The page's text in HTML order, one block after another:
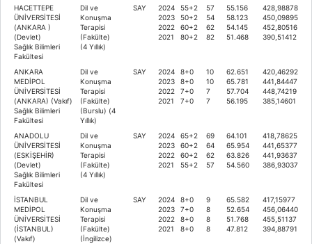
HACETTEPE
ÜNİVERSİTESİ
(ANKARA )
(Devlet)
Sağlık Bilimleri
Fakültesi
Dil ve
Konuşma
Terapisi
(Fakülte)
(4 Yıllık)
SAY
2024
2023
2022
2021
55+2
50+2
60+2
80+2
57
54
62
82
55.156
58.123
54.145
51.468
428,98878
450,09895
452,80516
390,51412
ANKARA
MEDİPOL
ÜNİVERSİTESİ
(ANKARA) (Vakıf)
Sağlık Bilimleri
Fakültesi
Dil ve
Konuşma
Terapisi
(Fakülte)
(Burslu) (4
Yıllık)
SAY
2024
2023
2022
2021
8+0
8+0
7+0
7+0
10
10
7
7
62.651
65.781
57.704
56.195
420,46292
441,84447
448,74219
385,14601
ANADOLU
ÜNİVERSİTESİ
(ESKİŞEHİR)
(Devlet)
Sağlık Bilimleri
Fakültesi
Dil ve
Konuşma
Terapisi
(Fakülte)
(4 Yıllık)
SAY
2024
2023
2022
2021
65+2
60+2
60+2
55+2
69
64
62
57
64.101
65.954
63.826
54.560
418,78625
441,65377
441,93637
386,93037
İSTANBUL
MEDİPOL
ÜNİVERSİTESİ
(İSTANBUL)
(Vakıf)
Dil ve
Konuşma
Terapisi
(Fakülte)
(İngilizce)
SAY
2024
2023
2022
2021
8+0
7+0
8+0
8+0
9
8
8
8
65.582
52.654
51.768
47.812
417,15977
456,06440
455,51137
394,88791